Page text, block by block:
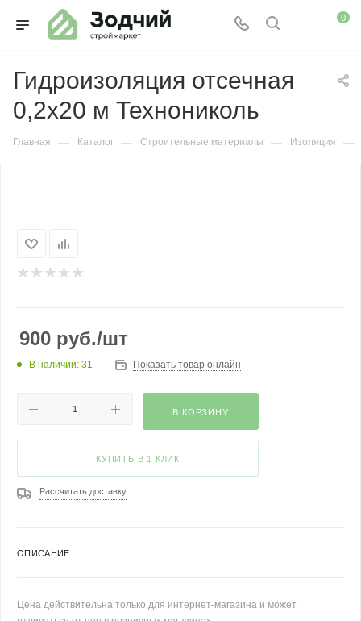
0
Гидроизоляция отсечная
0,2х20 м Технониколь
Главная — Каталог — Строительные материалы — Изоляция —
900 руб./шт
В наличии: 31 Показать товар онлайн
В КОРЗИНУ
КУПИТЬ В 1 КЛИК
Рассчитать доставку
ОПИСАНИЕ
Цена действительна только для интернет-магазина и может